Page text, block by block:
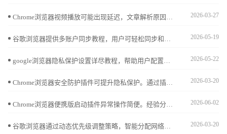
Chrome浏览器视频播放可能出现延迟，文章解析原因并提供优化操作方法，包括插件调优、缓存管理及播放策略，帮助用户实现流畅稳定的视频体验。 2026-03-27
谷歌浏览器提供多账户同步教程，用户可轻松同步和管理多个账户，实现浏览器数据统一管理，提高多设备操作效率。 2026-05-19
google浏览器隐私保护设置详尽教程，帮助用户配置安全参数，有效防止隐私泄露，保障个人信息安全。 2026-05-22
Chrome浏览器安全防护插件可提升隐私保护。通过插件操作保障浏览数据安全，防止恶意攻击，提高浏览器稳定性和网页访问安全性。 2026-03-20
Chrome浏览器便携版启动插件异常操作简便。经验分享指导用户快速处理异常，提高操作效率，保证整体使用体验顺畅可靠。 2026-06-02
谷歌浏览器通过动态优先级调整策略，智能分配网络资源和带宽，使重要任务优先执行，提升下载效率与整体稳定性，特别适合多任务下载场景。 2026-03-20